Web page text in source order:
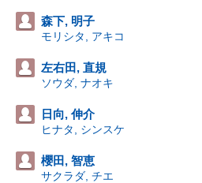
森下, 明子
モリシタ, アキコ
左右田, 直規
ソウダ, ナオキ
日向, 伸介
ヒナタ, シンスケ
櫻田, 智恵
サクラダ, チエ